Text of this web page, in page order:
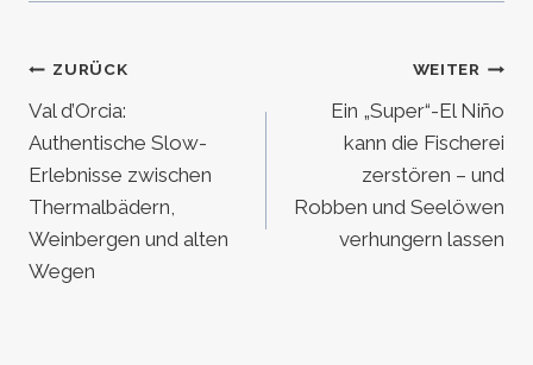
Beitragsnavigation
ZURÜCK
Val d’Orcia:
Authentische Slow-
Erlebnisse zwischen
Thermalbädern,
Weinbergen und alten
Wegen
WEITER
Ein „Super“-El Niño
kann die Fischerei
zerstören – und
Robben und Seelöwen
verhungern lassen